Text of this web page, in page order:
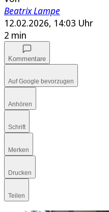
Beatrix Lampe
12.02.2026, 14:03 Uhr
2 min
Kommentare
Auf Google bevorzugen
Anhören
Schrift
Merken
Drucken
Teilen